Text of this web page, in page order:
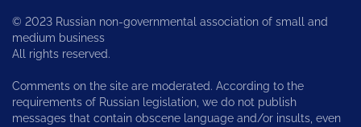
© 2023 Russian non-governmental association of small and
medium business
All rights reserved.
Comments on the site are moderated. According to the
requirements of Russian legislation, we do not publish
messages that contain obscene language and/or insults, even